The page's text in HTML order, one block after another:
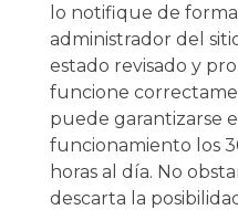
lo notifique de
administrador del
estado revisado y
funcione
puede garantizarse
funcionamiento los
horas al día. No
descarta la